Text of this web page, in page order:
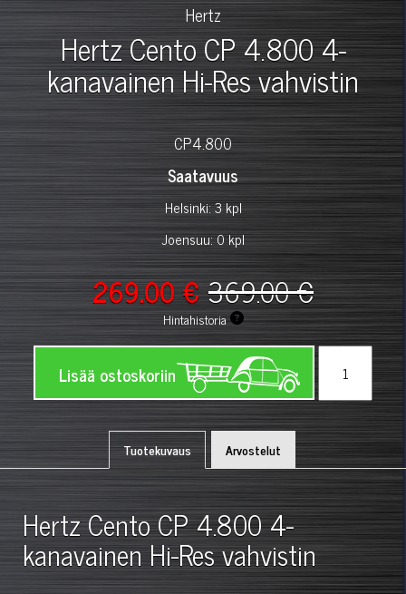
Hertz
Hertz Cento CP 4.800 4-
kanavainen Hi-Res vahvistin
CP4.800
Saatavuus
Helsinki: 3 kpl
Joensuu: 0 kpl
269.00 €369.00 €
Hintahistoria
Lisää ostoskoriin
Tuotekuvaus Arvostelut
Hertz Cento CP 4.800 4-
kanavainen Hi-Res vahvistin